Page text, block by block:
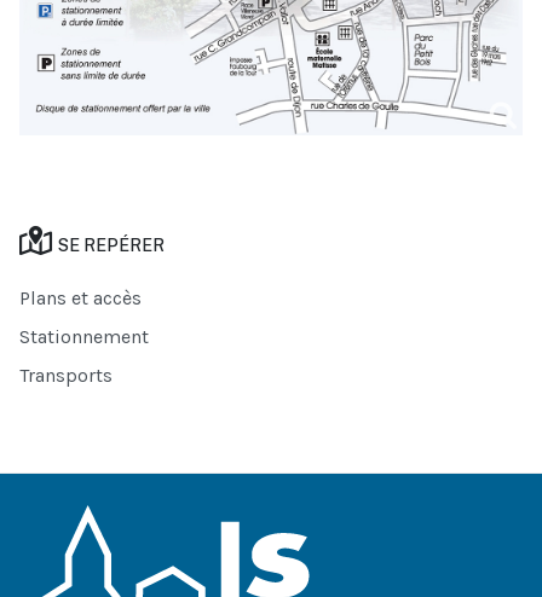
SE REPÉRER
Plans et accès
Stationnement
Transports